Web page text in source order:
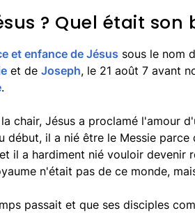
? Quel était son
et enfance de Jésus sous le nom
et de Joseph, le 21 août 7 avant
.
chair, Jésus a proclamé l'amour
début, il a nié être le Messie parce
il a hardiment nié vouloir devenir
n'était pas de ce monde,
passait et que ses disciples